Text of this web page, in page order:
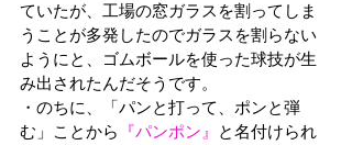
ていたが、工場の窓ガラスを割ってしま
うことが多発したのでガラスを割らない
ようにと、ゴムボールを使った球技が生
み出されたんだそうです。
・のちに、「パンと打って、ポンと弾
む」ことから
『パンポン』
と名付けられ